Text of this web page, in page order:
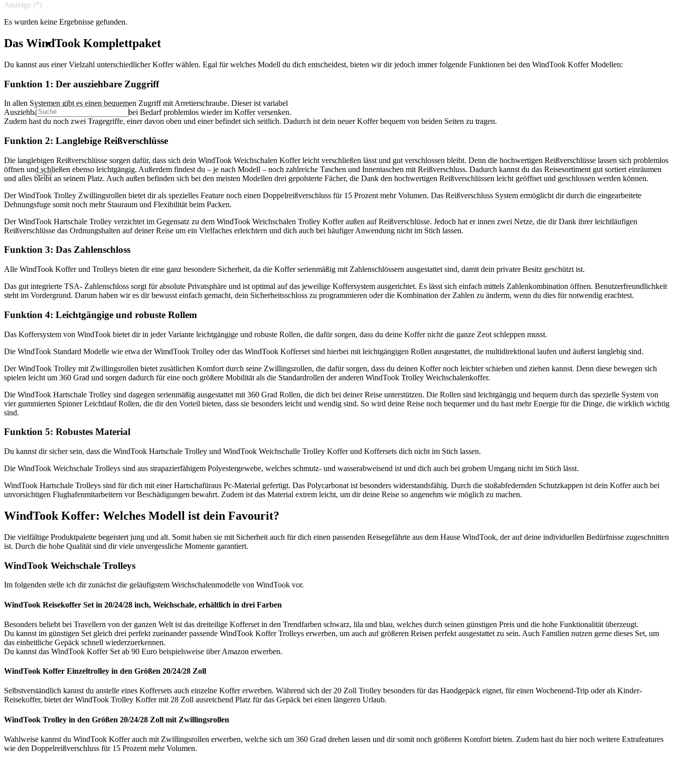
Anzeige (*)
Es wurden keine Ergebnisse gefunden.
Das WindTook Komplettpaket
Du kannst aus einer Vielzahl unterschiedlicher Koffer wählen. Egal für welches Modell du dich entscheidest, bieten wir dir jedoch immer folgende Funktionen bei den WindTook Koffer Modellen:
Funktion 1: Der ausziehbare Zuggriff
In allen Systemen gibt es einen bequemen Zugriff mit Arretierschraube. Dieser ist variabel
Ausziehbar bis zu 42 cm und lässt sich bei Bedarf problemlos wieder im Koffer versenken.
Zudem hast du noch zwei Tragegriffe, einer davon oben und einer befindet sich seitlich. Dadurch ist dein neuer Koffer bequem von beiden Seiten zu tragen.
Funktion 2: Langlebige Reißverschlüsse
Die langlebigen Reißverschlüsse sorgen dafür, dass sich dein WindTook Weichschalen Koffer leicht verschließen lässt und gut verschlossen bleibt. Denn die hochwertigen Reißverschlüsse lassen sich problemlos
öffnen und schließen ebenso leichtgängig. Außerdem findest du – je nach Modell – noch zahlreiche Taschen und Innentaschen mit Reißverschluss. Dadurch kannst du das Reisesortiment gut sortiert einräumen
und alles bleibt an seinem Platz. Auch außen befinden sich bei den meisten Modellen drei gepolsterte Fächer, die Dank den hochwertigen Reißverschlüssen leicht geöffnet und geschlossen werden können.
Der WindTook Trolley Zwillingsrollen bietet dir als spezielles Feature noch einen Doppelreißverschluss für 15 Prozent mehr Volumen. Das Reißverschluss System ermöglicht dir durch die eingearbeitete
Dehnungsfuge somit noch mehr Stauraum und Flexibilität beim Packen.
Der WindTook Hartschale Trolley verzichtet im Gegensatz zu dem WindTook Weichschalen Trolley Koffer außen auf Reißverschlüsse. Jedoch hat er innen zwei Netze, die dir Dank ihrer leichtläufigen
Reißverschlüsse das Ordnungshalten auf deiner Reise um ein Vielfaches erleichtern und dich auch bei häufiger Anwendung nicht im Stich lassen.
Funktion 3: Das Zahlenschloss
Alle WindTook Koffer und Trolleys bieten dir eine ganz besondere Sicherheit, da die Koffer serienmäßig mit Zahlenschlössern ausgestattet sind, damit dein privater Besitz geschützt ist.
Das gut integrierte TSA- Zahlenschloss sorgt für absolute Privatsphäre und ist optimal auf das jeweilige Koffersystem ausgerichtet. Es lässt sich einfach mittels Zahlenkombination öffnen. Benutzerfreundlichkeit
steht im Vordergrund. Darum haben wir es dir bewusst einfach gemacht, dein Sicherheitsschloss zu programmieren oder die Kombination der Zahlen zu änderm, wenn du dies für notwendig erachtest.
Funktion 4: Leichtgängige und robuste Rollem
Das Koffersystem von WindTook bietet dir in jeder Variante leichtgängige und robuste Rollen, die dafür sorgen, dass du deine Koffer nicht die ganze Zeot schleppen musst.
Die WindTook Standard Modelle wie etwa der WimdTook Trolley oder das WindTook Kofferset sind hierbei mit leichtgängigen Rollen ausgestattet, die multidirektional laufen und äußerst langlebig sind.
Der WindTook Trolley mit Zwillingsrollen bietet zusätlichen Komfort durch seine Zwillingsrollen, die dafür sorgen, dass du deinen Koffer noch leichter schieben und ziehen kannst. Denn diese bewegen sich
spielen leicht um 360 Grad und sorgen dadurch für eine noch größere Mobilität als die Standardrollen der anderen WindTook Trolley Weichschalenkoffer.
Die WindTook Hartschale Trolley sind dagegen serienmäßig ausgestattet mit 360 Grad Rollen, die dich bei deiner Reise unterstützen. Die Rollen sind leichtgängig und bequem durch das spezielle System von
vier gummierten Spinner Leichtlauf Rollen, die dir den Vorteil bieten, dass sie besonders leicht und wendig sind. So wird deine Reise noch bequemer und du hast mehr Energie für die Dinge, die wirklich wichtig
sind.
Funktion 5: Robustes Material
Du kannst dir sicher sein, dass die WindTook Hartschale Trolley und WindTook Weichschalle Trolley Koffer und Koffersets dich nicht im Stich lassen.
Die WindTook Weichschale Trolleys sind aus strapazierfähigem Polyestergewebe, welches schmutz- und wasserabweisend ist und dich auch bei grobem Umgang nicht im Stich lässt.
WindTook Hartschale Trolleys sind für dich mit einer Hartschafüraus Pc-Material gefertigt. Das Polycarbonat ist besonders widerstandsfähig. Durch die stoßabfedernden Schutzkappen ist dein Koffer auch bei
unvorsichtigen Flughafenmitarbeitern vor Beschädigungen bewahrt. Zudem ist das Material extrem leicht, um dir deine Reise so angenehm wie möglich zu machen.
WindTook Koffer: Welches Modell ist dein Favourit?
Die vielfältige Produktpalette begeistert jung und alt. Somit haben sie mit Sicherheit auch für dich einen passenden Reisegefährte aus dem Hause WindTook, der auf deine individuellen Bedürfnisse zugeschnitten
ist. Durch die hohe Qualität sind dir viele unvergessliche Momente garantiert.
WindTook Weichschale Trolleys
Im folgenden stelle ich dir zunächst die geläufigstem Weichschalenmodelle von WindTook vor.
WindTook Reisekoffer Set in 20/24/28 inch, Weichschale, erhältlich in drei Farben
Besonders beliebt bei Travellern von der ganzen Welt ist das dreiteilige Kofferset in den Trendfarben schwarz, lila und blau, welches durch seinen günstigen Preis und die hohe Funktionalität überzeugt.
Du kannst im günstigen Set gleich drei perfekt zueinander passende WindTook Koffer Trolleys erwerben, um auch auf größeren Reisen perfekt ausgestattet zu sein. Auch Familien nutzen gerne dieses Set, um
das einheitliche Gepäck schnell wiederzuerkennen.
Du kannst das WindTook Koffer Set ab 90 Euro beispielsweise über Amazon erwerben.
WindTook Koffer Einzeltrolley in den Größen 20/24/28 Zoll
Selbstverständlich kannst du anstelle eines Koffersets auch einzelne Koffer erwerben. Während sich der 20 Zoll Trolley besonders für das Handgepäck eignet, für einen Wochenend-Trip oder als Kinder-
Reisekoffer, bietet der WindTook Trolley Koffer mit 28 Zoll ausreichend Platz für das Gepäck bei einen längeren Urlaub.
WindTook Trolley in den Größen 20/24/28 Zoll mit Zwillingsrollen
Wahlweise kannst du WindTook Koffer auch mit Zwillingsrollen erwerben, welche sich um 360 Grad drehen lassen und dir somit noch größeren Komfort bieten. Zudem hast du hier noch weitere Extrafeatures
wie den Doppelreißverschluss für 15 Prozent mehr Volumen.